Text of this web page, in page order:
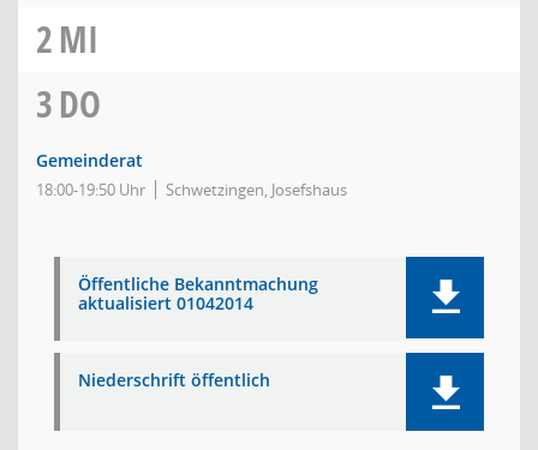
2MI
3DO
Gemeinderat
18:00-19:50 Uhr Schwetzingen, Josefshaus
Öffentliche Bekanntmachung
aktualisiert 01042014
Niederschrift öffentlich